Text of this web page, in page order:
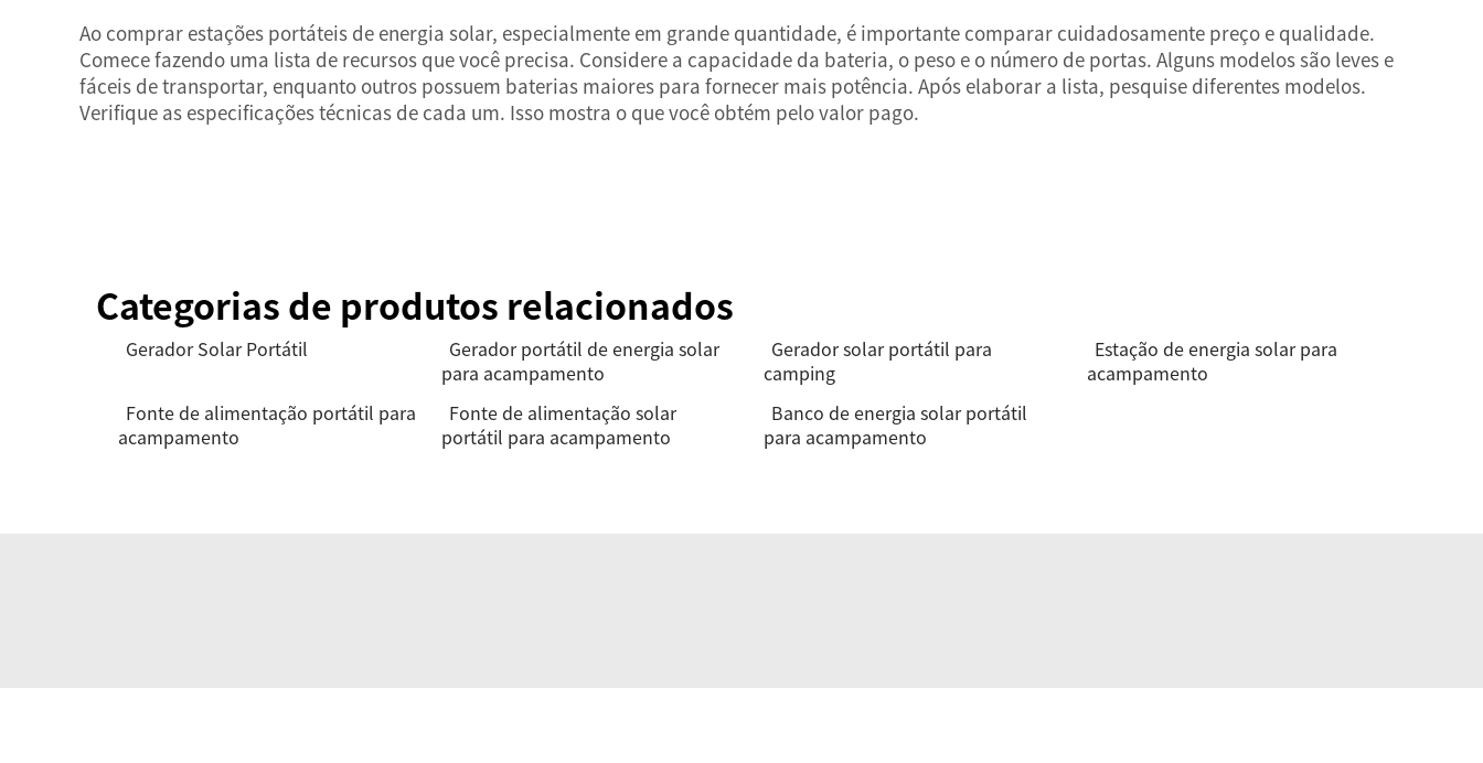
Ao comprar estações portáteis de energia solar, especialmente em grande quantidade, é importante comparar cuidadosamente preço e qualidade.
Comece fazendo uma lista de recursos que você precisa. Considere a capacidade da bateria, o peso e o número de portas. Alguns modelos são leves e
fáceis de transportar, enquanto outros possuem baterias maiores para fornecer mais potência. Após elaborar a lista, pesquise diferentes modelos.
Verifique as especificações técnicas de cada um. Isso mostra o que você obtém pelo valor pago.
Categorias de produtos relacionados
Gerador Solar Portátil
Gerador portátil de energia solar
para acampamento
Gerador solar portátil para
camping
Estação de energia solar para
acampamento
Fonte de alimentação portátil para
acampamento
Fonte de alimentação solar
portátil para acampamento
Banco de energia solar portátil
para acampamento